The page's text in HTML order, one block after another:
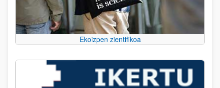
Ekoizpen zientifikoa